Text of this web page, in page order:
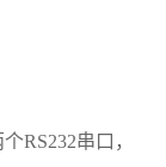
RS232串口，